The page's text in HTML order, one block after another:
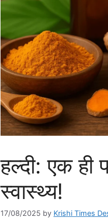
हल्दी: एक ही
स्वास्थ्य!
17/08/2025 by Krishi Times